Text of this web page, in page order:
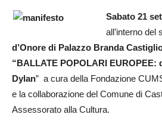
Sabato 21
all’interno del
d’Onore di Palazzo Branda
“BALLATE POPOLARI EUROPEE:
Dylan” a cura della Fondazione
e la collaborazione del Comune di
Assessorato alla Cultura.